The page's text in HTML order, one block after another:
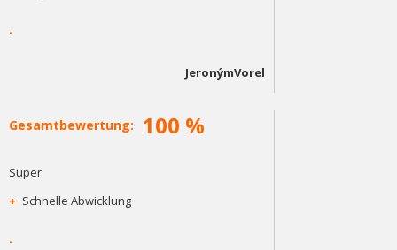
-
JeronýmVorel
Gesamtbewertung: 100 %
Super
+ Schnelle Abwicklung
-